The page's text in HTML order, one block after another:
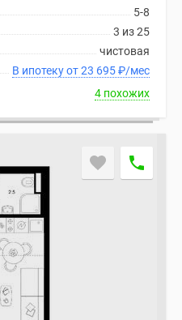
5-8
3 из 25
чистовая
В ипотеку от 23 695₽/мес
4 похожих